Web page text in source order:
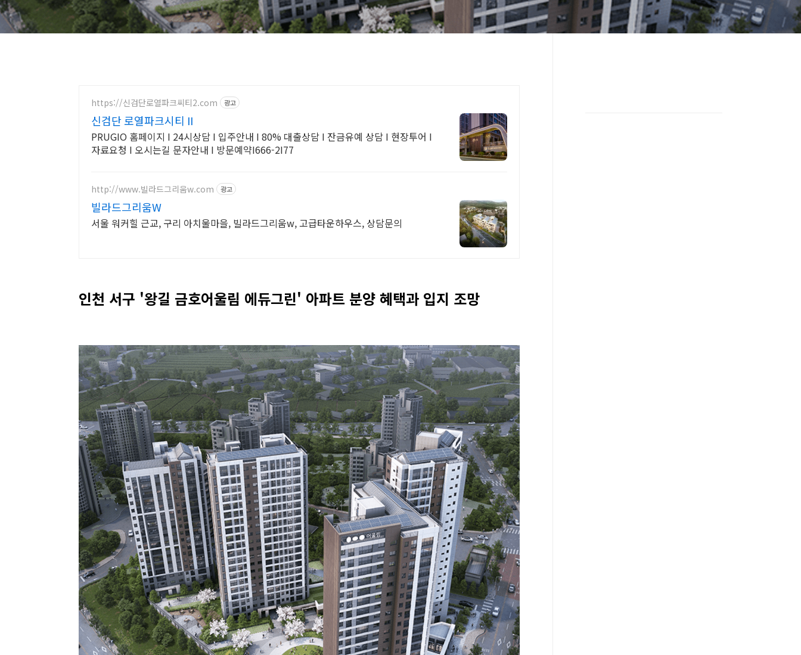
https://신검단로열파크씨티2.com 광고
신검단 로열파크시티 II
PRUGIO 홈페이지 I 24시상담 I 입주안내 I 80% 대출상담 I 잔금유예 상담 I 현장투어 I
자료요청 I 오시는길 문자안내 I 방문예약I666-2I77
http://www.빌라드그리움w.com 광고
빌라드그리움W
서울 워커힐 근교, 구리 아치울마을, 빌라드그리움w, 고급타운하우스, 상담문의
인천 서구 '왕길 금호어울림 에듀그린' 아파트 분양 혜택과 입지 조망